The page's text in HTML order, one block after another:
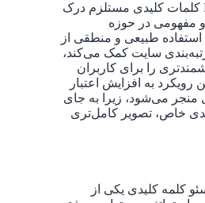
موفقیت در استفاده از LSI کلمات کلیدی مستلزم درک
و مفهومی در حوزه
طبیعی و منطقی از
رتبه‌بندی سایت کمک می‌کند،
را برای کاربران
به افزایش اعتبار
منجر می‌شود، زیرا به جای
خاص، تصویر کامل‌تری
کلمه کلیدی یکی از